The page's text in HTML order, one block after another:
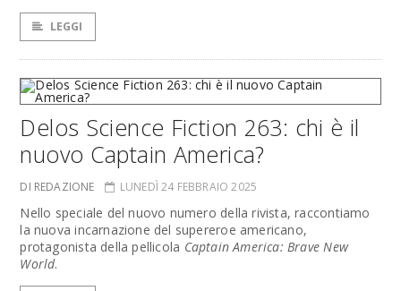
LEGGI
Delos Science Fiction 263: chi è il
nuovo Captain America?
DI REDAZIONE LUNEDÌ 24 FEBBRAIO 2025
Nello speciale del nuovo numero della rivista, raccontiamo
la nuova incarnazione del supereroe americano,
protagonista della pellicola Captain America: Brave New
World.